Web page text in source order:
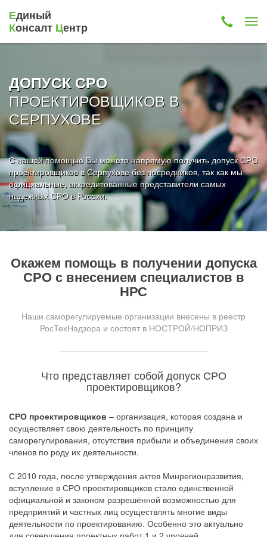
Единый
Консалт Центр
ДОПУСК СРО
ПРОЕКТИРОВЩИКОВ В
СЕРПУХОВЕ
С нашей помощью Вы можете напрямую получить допуск СРО
проектировщиков в Серпухове без посредников, так как мы
официальные, аккредитованные представители самых
надежных СРО в России.
Окажем помощь в получении допуска
СРО с внесением специалистов в
НРС
Наши саморегулируемые организации внесены в реестр
РосТехНадзора и состоят в НОСТРОЙ/НОПРИЗ
Что представляет собой допуск СРО
проектировщиков?
СРО проектировщиков – организация, которая создана и
осуществляет свою деятельность по принципу
саморегулирования, отсутствия прибыли и объединения своих
членов по роду их деятельности.
С 2010 года, после утверждения актов Минрегионразвития,
вступление в СРО проектировщиков стало единственной
официальной и законом разрешённой возможностью для
предприятий и частных лиц осуществлять многие виды
деятельности по проектированию. Особенно это актуально